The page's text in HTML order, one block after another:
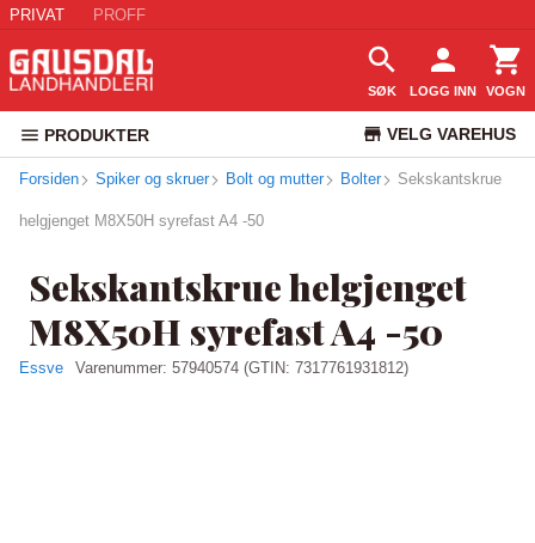
PRIVAT PROFF
SØK LOGG INN VOGN
PRODUKTER VELG VAREHUS
KUNDESERVICE
Forsiden Spiker og skruer Bolt og mutter Bolter Sekskantskrue
helgjenget M8X50H syrefast A4 -50
Sekskantskrue helgjenget
M8X50H syrefast A4 -50
Essve Varenummer: 57940574 (GTIN: 7317761931812)